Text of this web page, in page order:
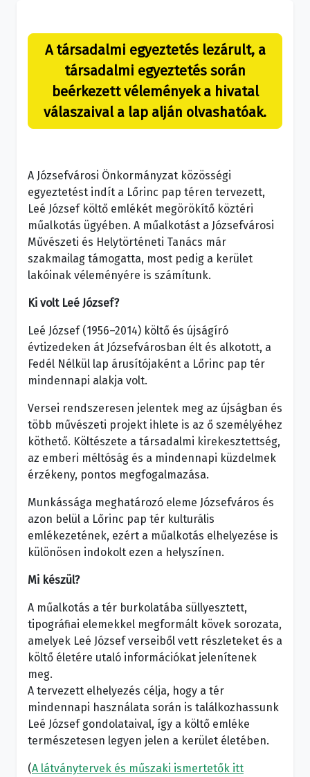
A társadalmi egyeztetés lezárult, a
társadalmi egyeztetés során
beérkezett vélemények a hivatal
válaszaival a lap alján olvashatóak.
A Józsefvárosi Önkormányzat közösségi
egyeztetést indít a Lőrinc pap téren tervezett,
Leé József költő emlékét megörökítő köztéri
műalkotás ügyében. A műalkotást a Józsefvárosi
Művészeti és Helytörténeti Tanács már
szakmailag támogatta, most pedig a kerület
lakóinak véleményére is számítunk.
Ki volt Leé József?
Leé József (1956–2014) költő és újságíró
évtizedeken át Józsefvárosban élt és alkotott, a
Fedél Nélkül lap árusítójaként a Lőrinc pap tér
mindennapi alakja volt.
Versei rendszeresen jelentek meg az újságban és
több művészeti projekt ihlete is az ő személyéhez
köthető. Költészete a társadalmi kirekesztettség,
az emberi méltóság és a mindennapi küzdelmek
érzékeny, pontos megfogalmazása.
Munkássága meghatározó eleme Józsefváros és
azon belül a Lőrinc pap tér kulturális
emlékezetének, ezért a műalkotás elhelyezése is
különösen indokolt ezen a helyszínen.
Mi készül?
A műalkotás a tér burkolatába süllyesztett,
tipográfiai elemekkel megformált kövek sorozata,
amelyek Leé József verseiből vett részleteket és a
költő életére utaló információkat jelenítenek
meg.
A tervezett elhelyezés célja, hogy a tér
mindennapi használata során is találkozhassunk
Leé József gondolataival, így a költő emléke
természetesen legyen jelen a kerület életében.
(A látványtervek és műszaki ismertetők itt